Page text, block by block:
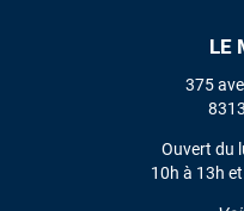
LE
375
Ouvert du
10h à 13h
VOIR